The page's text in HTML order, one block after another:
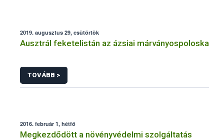
2019. augusztus 29, csütörtök
Ausztrál feketelistán az ázsiai márványospoloska
TOVÁBB >
2016. február 1, hétfő
Megkezdődött a növényvédelmi szolgáltatás